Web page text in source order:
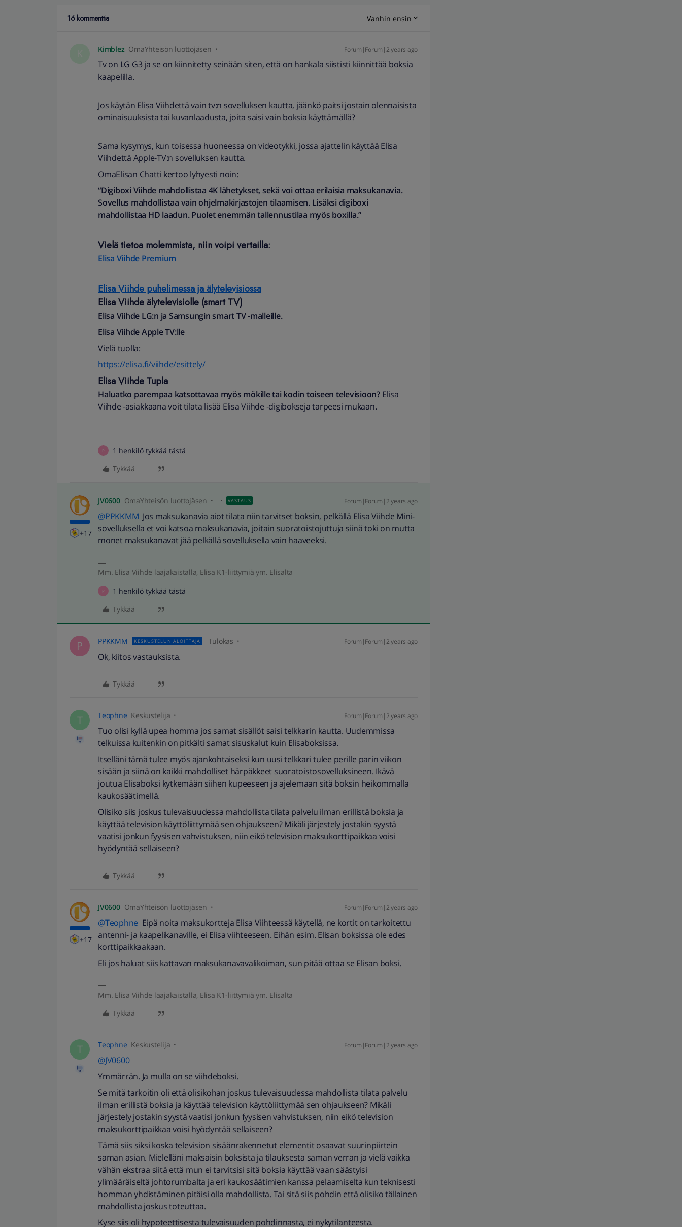
16 kommenttia Vanhin ensin
Kimblez OmaYhteisön luottojäsen Forum|Forum|2 years ago
Tv on LG G3 ja se on kiinnitetty seinään siten, että on hankala siististi kiinnittää boksia
kaapelilla.
Jos käytän Elisa Viihdettä vain tv:n sovelluksen kautta, jäänkö paitsi jostain olennaisista
ominaisuuksista tai kuvanlaadusta, joita saisi vain boksia käyttämällä?
Sama kysymys, kun toisessa huoneessa on videotykki, jossa ajattelin käyttää Elisa
Viihdettä Apple-TV:n sovelluksen kautta.
OmaElisan Chatti kertoo lyhyesti noin:
“Digiboxi Viihde mahdollistaa 4K lähetykset, sekä voi ottaa erilaisia maksukanavia.
Sovellus mahdollistaa vain ohjelmakirjastojen tilaamisen. Lisäksi digiboxi
mahdollistaa HD laadun. Puolet enemmän tallennustilaa myös boxilla.”
Vielä tietoa molemmista, niin voipi vertailla:
Elisa Viihde Premium
Elisa Viihde puhelimessa ja älytelevisiossa
Elisa Viihde älytelevisiolle (smart TV)
Elisa Viihde LG:n ja Samsungin smart TV -malleille.
Elisa Viihde Apple TV:lle
Vielä tuolla:
https://elisa.fi/viihde/esittely/
Elisa Viihde Tupla
Haluatko parempaa katsottavaa myös mökille tai kodin toiseen televisioon? Elisa
Viihde -asiakkaana voit tilata lisää Elisa Viihde -digibokseja tarpeesi mukaan.
P
1 henkilö tykkää tästä
Tykkää
+17
JV0600 OmaYhteisön luottojäsen VASTAUS Forum|Forum|2 years ago
@PPKKMM Jos maksukanavia aiot tilata niin tarvitset boksin, pelkällä Elisa Viihde Mini-
sovelluksella et voi katsoa maksukanavia, joitain suoratoistojuttuja siinä toki on mutta
monet maksukanavat jää pelkällä sovelluksella vain haaveeksi.
Mm. Elisa Viihde laajakaistalla, Elisa K1-liittymiä ym. Elisalta
P
1 henkilö tykkää tästä
Tykkää
P PPKKMM KESKUSTELUN ALOITTAJA Tulokas Forum|Forum|2 years ago
Ok, kiitos vastauksista.
Tykkää
T Teophne Keskustelija Forum|Forum|2 years ago
Tuo olisi kyllä upea homma jos samat sisällöt saisi telkkarin kautta. Uudemmissa
telkuissa kuitenkin on pitkälti samat sisuskalut kuin Elisaboksissa.
Itselläni tämä tulee myös ajankohtaiseksi kun uusi telkkari tulee perille parin viikon
sisään ja siinä on kaikki mahdolliset härpäkkeet suoratoistosovelluksineen. Ikävä
joutua Elisaboksi kytkemään siihen kupeeseen ja ajelemaan sitä boksin heikommalla
kaukosäätimellä.
Olisiko siis joskus tulevaisuudessa mahdollista tilata palvelu ilman erillistä boksia ja
käyttää television käyttöliittymää sen ohjaukseen? Mikäli järjestely jostakin syystä
vaatisi jonkun fyysisen vahvistuksen, niin eikö television maksukorttipaikkaa voisi
hyödyntää sellaiseen?
Tykkää
+17
JV0600 OmaYhteisön luottojäsen Forum|Forum|2 years ago
@Teophne Eipä noita maksukortteja Elisa Viihteessä käytellä, ne kortit on tarkoitettu
antenni- ja kaapelikanaville, ei Elisa viihteeseen. Eihän esim. Elisan boksissa ole edes
korttipaikkaakaan.
Eli jos haluat siis kattavan maksukanavavalikoiman, sun pitää ottaa se Elisan boksi.
Mm. Elisa Viihde laajakaistalla, Elisa K1-liittymiä ym. Elisalta
Tykkää
T Teophne Keskustelija Forum|Forum|2 years ago
@JV0600
Ymmärrän. Ja mulla on se viihdeboksi.
Se mitä tarkoitin oli että olisikohan joskus tulevaisuudessa mahdollista tilata palvelu
ilman erillistä boksia ja käyttää television käyttöliittymää sen ohjaukseen? Mikäli
järjestely jostakin syystä vaatisi jonkun fyysisen vahvistuksen, niin eikö television
maksukorttipaikkaa voisi hyödyntää sellaiseen?
Tämä siis siksi koska television sisäänrakennetut elementit osaavat suurinpiirtein
saman asian. Mielelläni maksaisin boksista ja tilauksesta saman verran ja vielä vaikka
vähän ekstraa siitä että mun ei tarvitsisi sitä boksia käyttää vaan säästyisi
ylimääräiseltä johtorumbalta ja eri kaukosäätimien kanssa pelaamiselta kun teknisesti
homman yhdistäminen pitäisi olla mahdollista. Tai sitä siis pohdin että olisiko tällainen
mahdollista joskus toteuttaa.
Kyse siis oli hypoteettisesta tulevaisuuden pohdinnasta, ei nykytilanteesta.